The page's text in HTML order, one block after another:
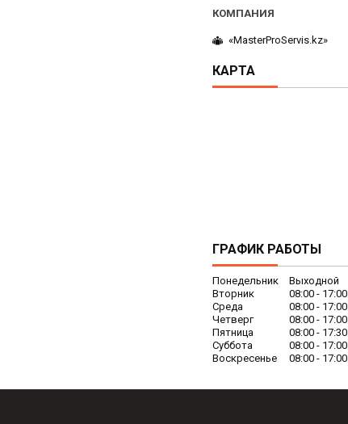
«MasterProServis.kz»
КАРТА
ГРАФИК РАБОТЫ
Понедельник
Выходной
Вторник
08:00
17:00
Среда
08:00
17:00
Четверг
08:00
17:00
Пятница
08:00
17:30
Суббота
08:00
17:00
Воскресенье
08:00 17:00